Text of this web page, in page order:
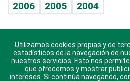
Sin complejos
En pocas palabras
Escuchando al corazón
Economía Personal
2006
2005 2004
Descarga nuestras
sistema
Utilizamos cookies propias y de
estadísticos de la navegación de
nuestros servicios. Esto nos
que ofrecemos y mostrar
intereses. Si continúa navegando,